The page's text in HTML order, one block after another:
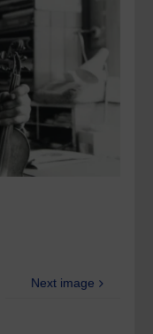
Next image